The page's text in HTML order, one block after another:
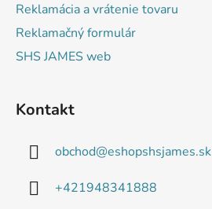
Reklamácia a vrátenie tovaru
Reklamačný formulár
SHS JAMES web
Kontakt
obchod@eshopshsjames.sk
+421948341888